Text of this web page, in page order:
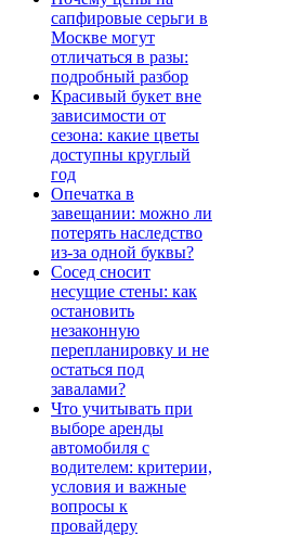
сапфировые серьги в
Москве могут
отличаться в разы:
подробный разбор
Красивый букет вне
зависимости от
сезона: какие цветы
доступны круглый
год
Опечатка в
завещании: можно ли
потерять наследство
из-за одной буквы?
Сосед сносит
несущие стены: как
остановить
незаконную
перепланировку и не
остаться под
завалами?
Что учитывать при
выборе аренды
автомобиля с
водителем: критерии,
условия и важные
вопросы к
провайдеру